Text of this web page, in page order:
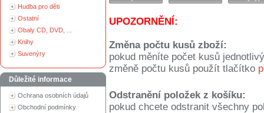
Hudba pro děti
Ostatní
Obaly CD, DVD, ...
Knihy
Suvenýry
Důležité informace
Ochrana osobních údajů
Obchodní podmínky
UPOZORNĚNÍ:
Změna počtu kusů zboží:
pokud měníte počet kusů
změně počtu kusů použít tlačítko
Odstranění položek z košíku:
pokud chcete odstranit všechny